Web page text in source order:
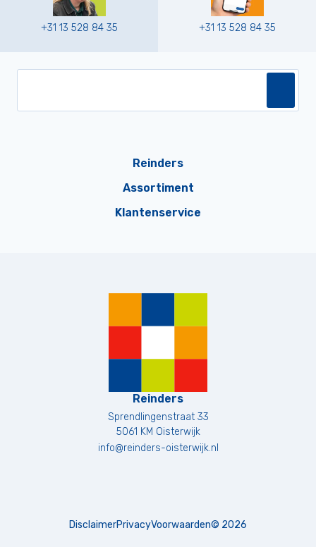
+31 13 528 84 35 +31 13 528 84 35
Reinders
Assortiment
Klantenservice
Reinders
Sprendlingenstraat 33
5061 KM Oisterwijk
info@reinders-oisterwijk.nl
DisclaimerPrivacyVoorwaarden© 2026